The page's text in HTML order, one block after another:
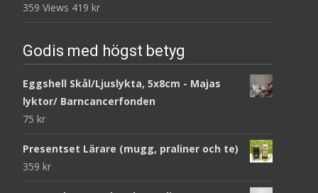
359 Views 419 kr
Godis med högst betyg
Eggshell Skål/Ljuslykta, 5x8cm - Majas
lyktor/ Barncancerfonden
75 kr
Presentset Lärare (mugg, praliner och te)
359 kr